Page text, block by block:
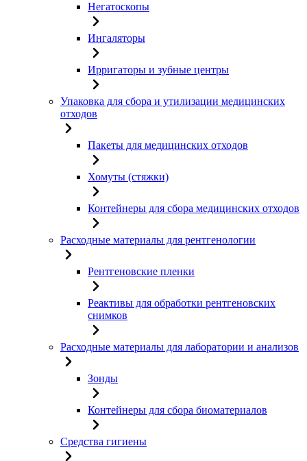
Негатоскопы
Ингаляторы
Ирригаторы и зубные центры
Упаковка для сбора и утилизации медицинских
отходов
Пакеты для медицинских отходов
Хомуты (стяжки)
Контейнеры для сбора медицинских отходов
Расходные материалы для рентгенологии
Рентгеновские пленки
Реактивы для обработки рентгеновских
снимков
Расходные материалы для лаборатории и анализов
Зонды
Контейнеры для сбора биоматериалов
Средства гигиены